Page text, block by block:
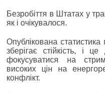
Безробіття в Штатах у
як і очікувалося.
Опублікована
зберігає стійкість, і
фокусуватися на
високих цін на
конфлікт.